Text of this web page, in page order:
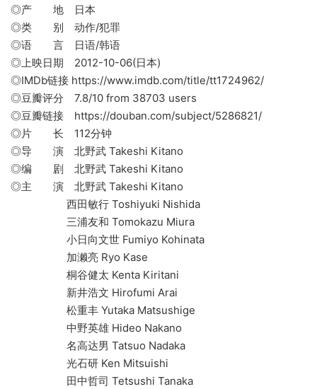
◎产 地 日本
◎类 别 动作/犯罪
◎语 言 日语/韩语
◎上映日期 2012-10-06(日本)
◎IMDb链接 https://www.imdb.com/title/tt1724962/
◎豆瓣评分 7.8/10 from 38703 users
◎豆瓣链接 https://douban.com/subject/5286821/
◎片 长 112分钟
◎导 演 北野武 Takeshi Kitano
◎编 剧 北野武 Takeshi Kitano
◎主 演 北野武 Takeshi Kitano
西田敏行 Toshiyuki Nishida
三浦友和 Tomokazu Miura
小日向文世 Fumiyo Kohinata
加濑亮 Ryo Kase
桐谷健太 Kenta Kiritani
新井浩文 Hirofumi Arai
松重丰 Yutaka Matsushige
中野英雄 Hideo Nakano
名高达男 Tatsuo Nadaka
光石研 Ken Mitsuishi
田中哲司 Tetsushi Tanaka